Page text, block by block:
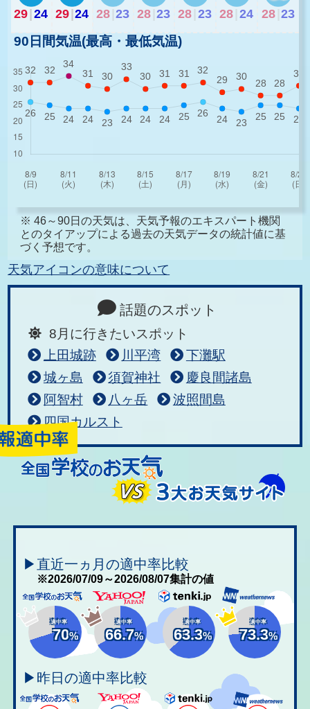
29|24 29|24 28 23 28 23 28 23 28 24 28 23
90日間気温(最高・最低気温)
※ 46～90日の天気は、天気予報のエキスパート機関
とのタイアップによる過去の天気データの統計値に基
づく予想です。
天気アイコンの意味について
話題のスポット
8月に行きたいスポット
上田城跡
川平湾
下灘駅
城ヶ島
須賀神社
慶良間諸島
阿智村
八ヶ岳
波照間島
四国カルスト
▶直近一ヵ月の適中率比較
※2026/07/09～2026/08/07集計の値
適中率
70%
適中率
66.7%
適中率
63.3%
適中率
73.3%
▶昨日の適中率比較